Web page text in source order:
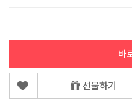
바
선물하기